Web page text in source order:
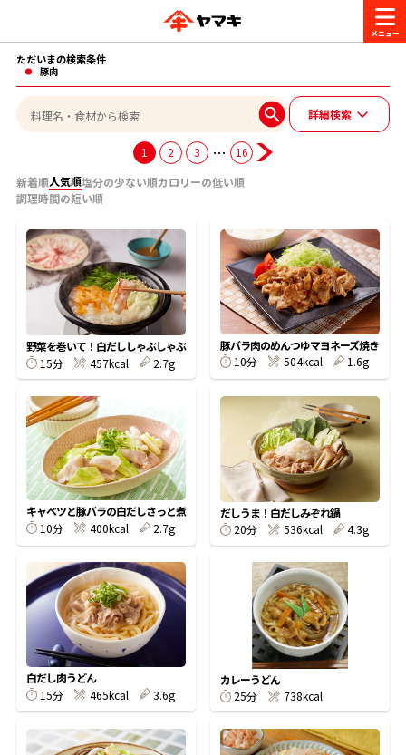
商品情報
ヤマキ『めんつゆ』 ヤマキ 割烹白だし
旨さ、別格。だし屋の鍋 韓福善シリーズ
サッと鍋® 楽チン鍋®
レシピ
おいしいレシピを探す
おいしいレシピトップ
主食レシピ
主菜レシピ
汁物レシピ
時短レシピ
おいしいレシピを商品から探す
かつお節レシピ
めんつゆレシピ
割烹白だしレシピ
かつお節・だしを楽しむ
かつお節・だしを知る
だしの取り方
かつお節の削り方
かつお節・だしをもっと知る
ヤマキ かつお節プラス®
かつお節・だしを楽しむ
だしコミュ
CM・キャンペーン
キャンペーン一覧
企業・採用情報
企業情報
- 百年対話
- ヤマキ かつお節プラス®
採用情報
- ジョブリターン制
お問い合わせ
ヤマキお客様相談室
オンラインショップ
コミュニティサイト
Global
ただいまの検索条件
豚肉
詳細検索
1 2 3 …
16
新着順人気順塩分の少ない順カロリーの低い順
調理時間の短い順
野菜を巻いて！白だししゃぶしゃぶ
15分
457kcal 2.7g
豚バラ肉のめんつゆマヨネーズ焼き
10分
504kcal 1.6g
キャベツと豚バラの白だしさっと煮
10分
400kcal 2.7g
だしうま！白だしみぞれ鍋
20分
536kcal 4.3g
白だし肉うどん
15分
465kcal 3.6g
カレーうどん
25分
738kcal